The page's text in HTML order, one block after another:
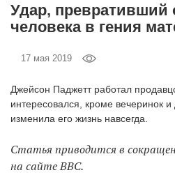
Удар, превративший
человека в гения
17 мая 2019
Джейсон Паджетт работал
интересовался, кроме вечеринок
изменила его жизнь навсегда.
Статья приводится в
на сайте BBC.